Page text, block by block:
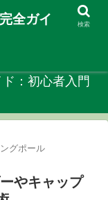
：初心者入門
グポール
やキャップ
全ガイ 検索